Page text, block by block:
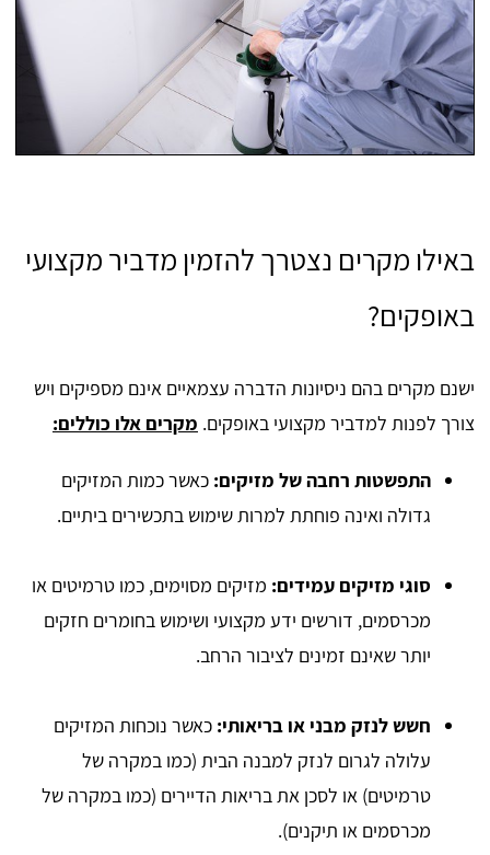
באילו מקרים נצטרך להזמין מדביר מקצועי
באופקים?
ישנם מקרים בהם ניסיונות הדברה עצמאיים אינם מספיקים ויש
צורך לפנות למדביר מקצועי באופקים. מקרים אלו כוללים:
התפשטות רחבה של מזיקים: כאשר כמות המזיקים
גדולה ואינה פוחתת למרות שימוש בתכשירים ביתיים.
סוגי מזיקים עמידים: מזיקים מסוימים, כמו טרמיטים או
מכרסמים, דורשים ידע מקצועי ושימוש בחומרים חזקים
יותר שאינם זמינים לציבור הרחב.
חשש לנזק מבני או בריאותי: כאשר נוכחות המזיקים
עלולה לגרום לנזק למבנה הבית (כמו במקרה של
טרמיטים) או לסכן את בריאות הדיירים (כמו במקרה של
מכרסמים או תיקנים).